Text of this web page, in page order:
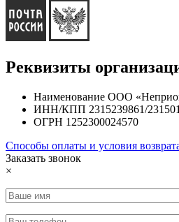
Реквизиты
Наименование ООО
ИНН/КПП 2315239861/
ОГРН 1252300024570
Способы оплаты и условия
Заказать звонок
×